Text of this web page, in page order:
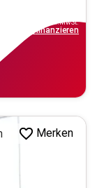
inkl.MwSt.
finanzieren
Merken